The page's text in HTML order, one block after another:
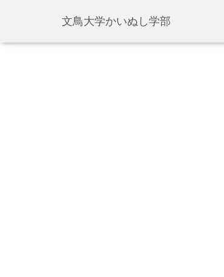
文鳥大学かいぬし学部